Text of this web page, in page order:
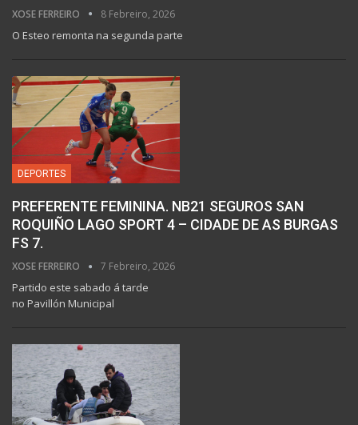
XOSE FERREIRO 8 Febreiro, 2026
O Esteo remonta na segunda parte
DEPORTES
PREFERENTE FEMININA. NB21 SEGUROS SAN
ROQUIÑO LAGO SPORT 4 – CIDADE DE AS BURGAS
FS 7.
XOSE FERREIRO 7 Febreiro, 2026
Partido este sabado á tarde
no Pavillón Municipal